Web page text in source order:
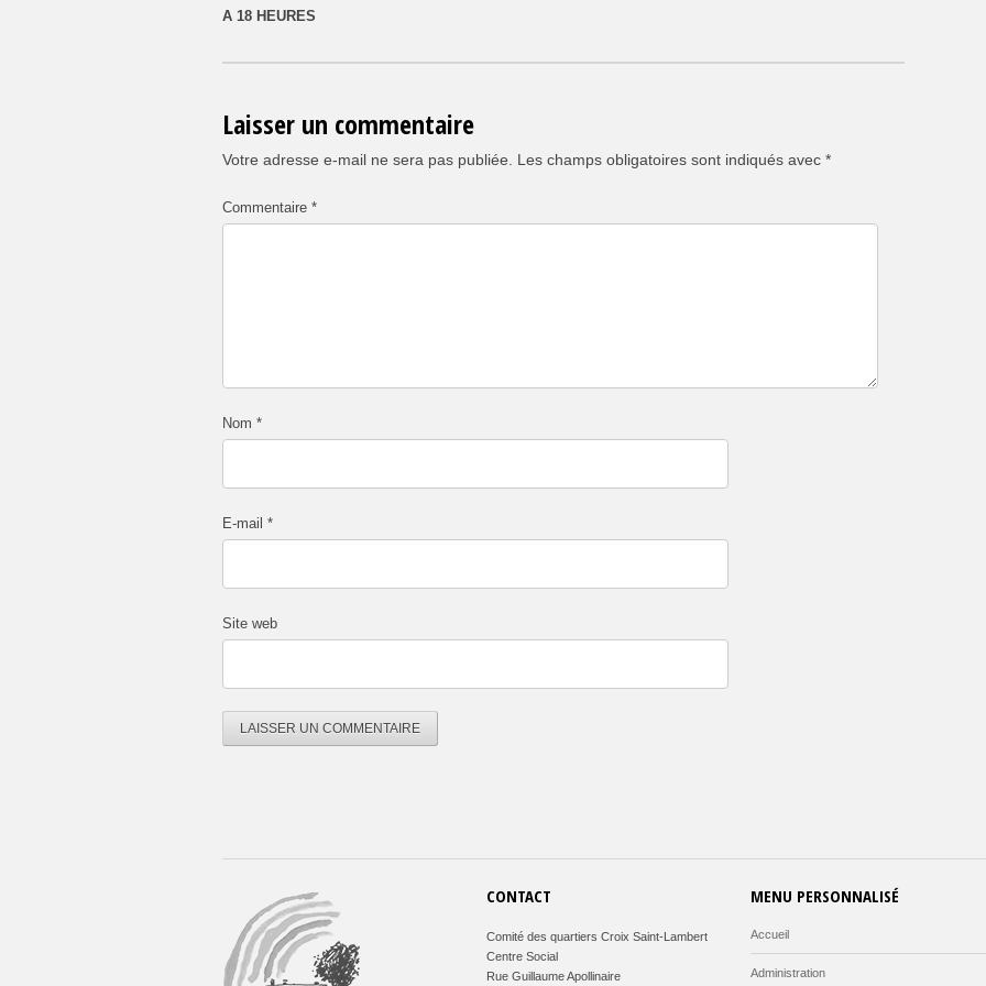
A 18 HEURES
Laisser un commentaire
Votre adresse e-mail ne sera pas publiée. Les champs obligatoires sont indiqués avec *
Commentaire *
Nom *
E-mail *
Site web
CONTACT
Comité des quartiers Croix Saint-Lambert
Centre Social
Rue Guillaume Apollinaire
MENU PERSONNALISÉ
Accueil
Administration